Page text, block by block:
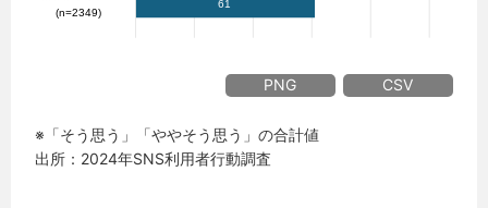
PNG CSV
※「そう思う」「ややそう思う」の合計値
出所：2024年SNS利用者行動調査